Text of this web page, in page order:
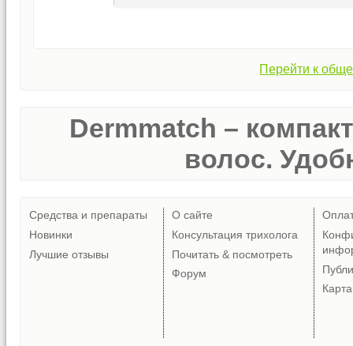
Перейти к
Dermmatch –
волос.
Средства и препараты
Новинки
Лучшие отзывы
О сайте
Консультация трихолога
Почитать & посмотреть
Форум